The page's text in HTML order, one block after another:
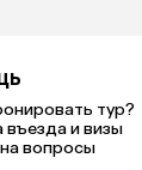
тур?
въезда и визы
вопросы